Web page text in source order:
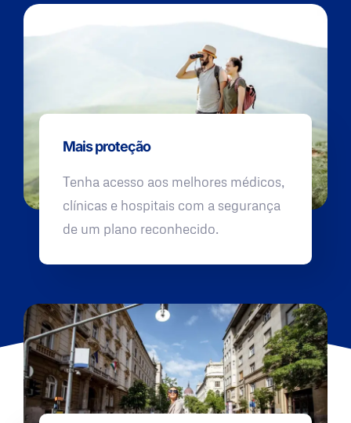
Mais proteção
Tenha acesso aos melhores médicos,
clínicas e hospitais com a segurança
de um plano reconhecido.